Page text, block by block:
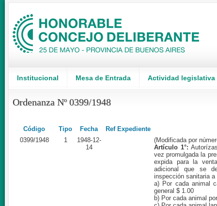
Institucional Mesa de Entrada Actividad legislativa
Ordenanza Nº 0399/1948
Código Tipo Fecha
Ref Expediente
0399/1948
1
1948-12-
14
(Modificada por
Artículo 1°:
vez promulgada la
expida para la
adicional que se
inspección sanitaria
a) Por cada animal
general $ 1.00
b) Por cada animal